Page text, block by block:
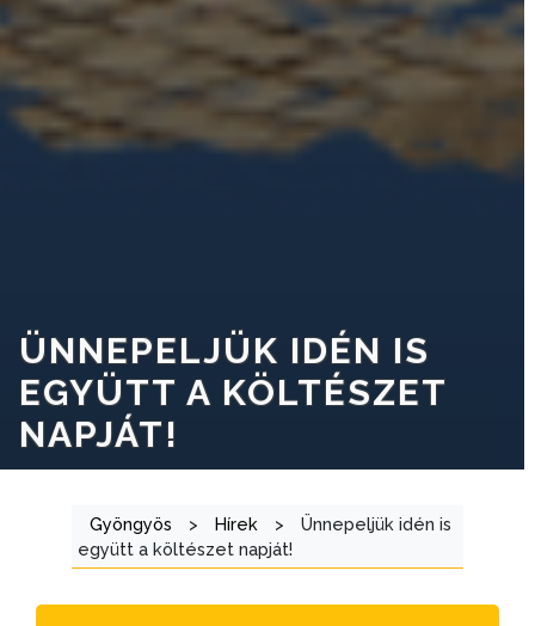
TESTÜLETI
KISTÉRSÉG
ÜNNEPELJÜK IDÉN IS
EGYÜTT A KÖLTÉSZET
NAPJÁT!
Gyöngyös > Hírek >
Ünnepeljük idén is
együtt a költészet napját!